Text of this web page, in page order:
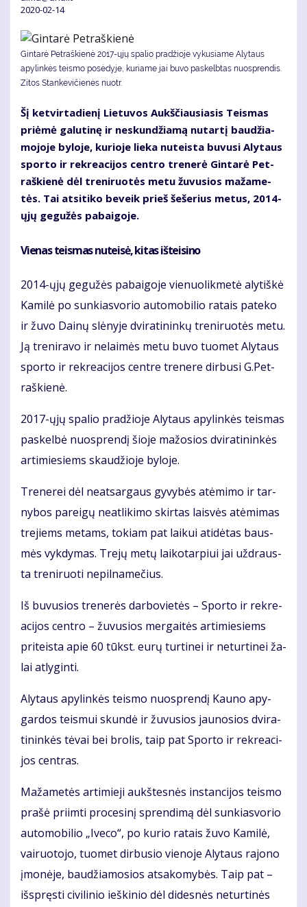
2020-02-14
Gintarė Petraškienė 2017-ųjų spalio pradžioje vykusiame Alytaus
apylinkės teismo posėdyje, kuriame jai buvo paskelbtas nuosprendis.
Zitos Stankevičienės nuotr.
Šį ket­vir­ta­die­nį Lie­tu­vos Aukš­čiau­sia­sis Teis­mas
pri­ėmė ga­lu­ti­nę ir ne­skun­džia­mą nu­tar­tį bau­džia­
mo­jo­je by­lo­je, ku­rio­je lie­ka nu­teis­ta bu­vu­si Aly­taus
spor­to ir rek­re­a­ci­jos cen­tro tre­ne­rė Gin­ta­rė Pet­
raš­kie­nė dėl tre­ni­ruo­tės me­tu žu­vu­sios ma­ža­me­
tės. Tai at­si­ti­ko be­veik prieš še­še­rius me­tus, 2014-
ųjų ge­gu­žės pa­bai­go­je.
Vie­nas teis­mas nu­tei­sė, ki­tas iš­tei­si­no
2014-ųjų ge­gu­žės pa­bai­go­je vie­nuo­lik­me­tė aly­tiš­kė
Ka­mi­lė po sun­kias­vo­rio au­to­mo­bi­lio ra­tais pa­te­ko
ir žu­vo Dai­nų slė­ny­je dvi­ra­ti­nin­kų tre­ni­ruo­tės me­tu.
Ją tre­ni­ra­vo ir ne­lai­mės me­tu bu­vo tuo­met Aly­taus
spor­to ir rek­re­a­ci­jos cen­tre tre­ne­re dir­bu­si G.Pet­
raš­kie­nė.
2017-ųjų spa­lio pra­džio­je Aly­taus apy­lin­kės teis­mas
pa­skel­bė nuosp­ren­dį šio­je ma­žo­sios dvi­ra­ti­nin­kės
ar­ti­mie­siems skau­džio­je by­lo­je.
Tre­ne­rei dėl ne­at­sar­gaus gy­vy­bės at­ėmi­mo ir tar­
ny­bos pa­rei­gų ne­at­li­ki­mo skir­tas lais­vės at­ėmi­mas
tre­jiems me­tams, to­kiam pat lai­kui ati­dė­tas baus­
mės vyk­dy­mas. Tre­jų me­tų lai­ko­tar­piui jai už­draus­
ta tre­ni­ruo­ti ne­pil­na­me­čius.
Iš bu­vu­sios tre­ne­rės dar­bo­vie­tės – Spor­to ir rek­re­
a­ci­jos cen­tro – žu­vu­sios mer­gai­tės ar­ti­mie­siems
pri­teis­ta apie 60 tūkst. eu­rų tur­ti­nei ir ne­tur­ti­nei ža­
lai at­ly­gin­ti.
Aly­taus apy­lin­kės teis­mo nuosp­ren­dį Kau­no apy­
gar­dos teis­mui skun­dė ir žu­vu­sios jau­no­sios dvi­ra­
ti­nin­kės tė­vai bei bro­lis, taip pat Spor­to ir rek­re­a­ci­
jos cen­tras.
Ma­ža­me­tės ar­ti­mie­ji aukš­tes­nės ins­tan­ci­jos teis­mo
pra­šė pri­im­ti pro­ce­si­nį spren­di­mą dėl sun­kias­vo­rio
au­to­mo­bi­lio „Ive­co“, po ku­rio ra­tais žu­vo Ka­mi­lė,
vai­ruo­to­jo, tuo­met dir­bu­sio vie­no­je Aly­taus ra­jo­no
įmo­nė­je, bau­džia­mo­sios at­sa­ko­my­bės. Taip pat –
iš­spręs­ti ci­vi­li­nio ieš­ki­nio dėl di­des­nės ne­tur­ti­nės